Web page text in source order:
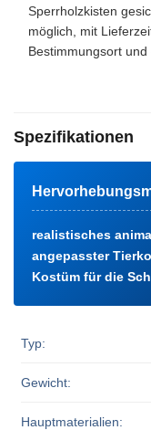
Sperrholzkisten
möglich, mit
Bestimmungsort und
Spezifikationen
realistisches
angepasster
Kostüm für die
Typ:
Gewicht:
Hauptmaterialien: